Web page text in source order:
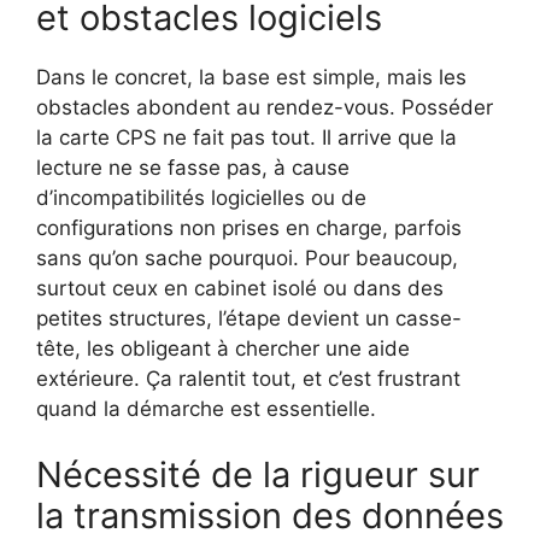
et obstacles logiciels
Dans le concret, la base est simple, mais les
obstacles abondent au rendez-vous. Posséder
la carte CPS ne fait pas tout. Il arrive que la
lecture ne se fasse pas, à cause
d’incompatibilités logicielles ou de
configurations non prises en charge, parfois
sans qu’on sache pourquoi. Pour beaucoup,
surtout ceux en cabinet isolé ou dans des
petites structures, l’étape devient un casse-
tête, les obligeant à chercher une aide
extérieure. Ça ralentit tout, et c’est frustrant
quand la démarche est essentielle.
Nécessité de la rigueur sur
la transmission des données